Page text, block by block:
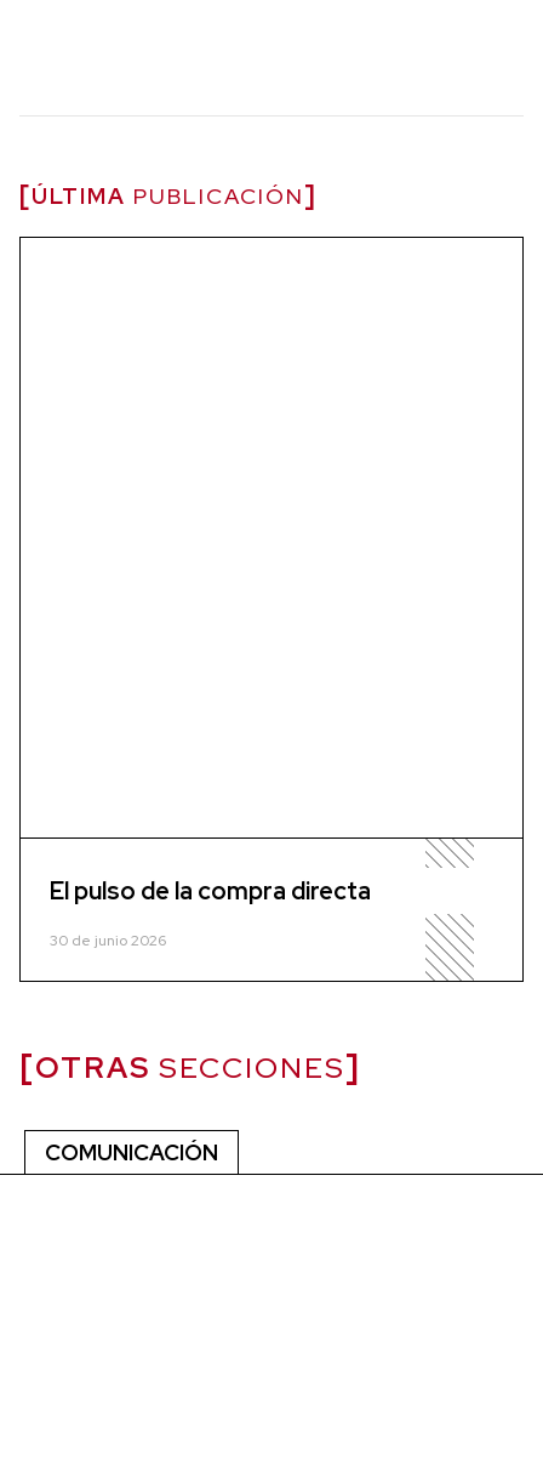
ÚLTIMA PUBLICACIÓN
El pulso de la compra directa
30 de junio 2026
OTRAS SECCIONES
COMUNICACIÓN